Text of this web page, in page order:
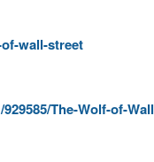
wall-street
The-Wolf-of-